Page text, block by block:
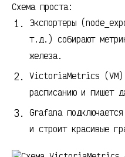
Схема проста:
Экспортеры
т.д.) собирают
железа.
VictoriaMetrics (VM)
расписанию и пишет
Grafana
и строит красивые